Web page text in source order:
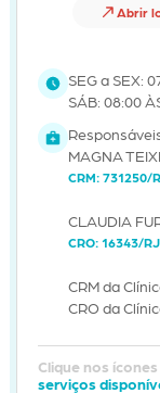
Abrir
SEG a SEX:
SÁB: 08:00
MAGNA
CRM: 731250/
CLAUDIA
CRO: 16343/RJ
CRM da
CRO da
Clique nos
serviços